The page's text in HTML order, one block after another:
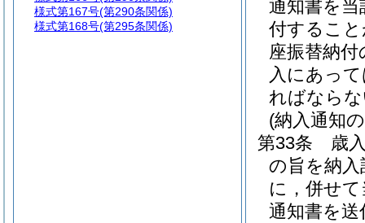
通知書を当
付するこ
座振替納
入にあっ
ればなら
(納入通知
第33条
歳
の旨を納
に，併せ
通知書を
様式第167号(第290条関係)
様式第168号(第295条関係)